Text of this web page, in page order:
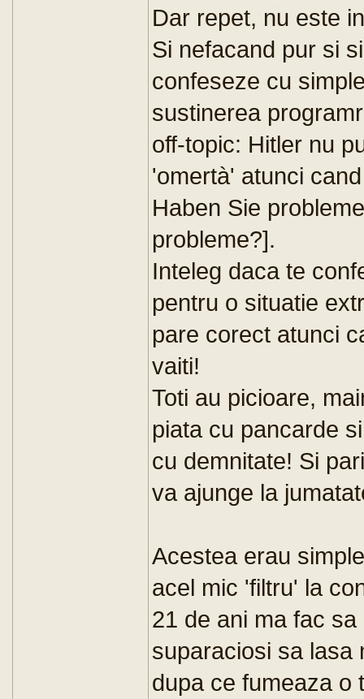
Dar repet, nu este
Si nefacand pur si
confeseze cu
sustinerea
off-topic: Hitler nu
'omertà' atunci
Haben Sie
probleme?].
Inteleg daca te
pentru o situatie
pare corect atunci
vaiti!
Toti au picioare,
piata cu pancarde
cu demnitate! Si
va ajunge la
Acestea erau
acel mic 'filtru' la
21 de ani ma fac
suparaciosi sa lasa
dupa ce fumeaza o